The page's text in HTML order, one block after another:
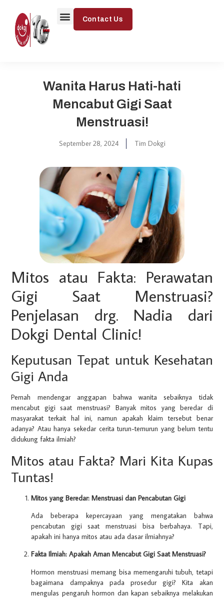
Contact Us
Wanita Harus Hati-hati
Mencabut Gigi Saat
Menstruasi!
September 28, 2024 Tim Dokgi
Mitos atau Fakta: Perawatan
Gigi Saat Menstruasi?
Penjelasan drg. Nadia dari
Dokgi Dental Clinic!
Keputusan Tepat untuk Kesehatan
Gigi Anda
Pernah mendengar anggapan bahwa wanita sebaiknya tidak
mencabut gigi saat menstruasi? Banyak mitos yang beredar di
masyarakat terkait hal ini, namun apakah klaim tersebut benar
adanya? Atau hanya sekedar cerita turun-temurun yang belum tentu
didukung fakta ilmiah?
Mitos atau Fakta? Mari Kita Kupas
Tuntas!
Mitos yang Beredar: Menstruasi dan Pencabutan Gigi
Ada beberapa kepercayaan yang mengatakan bahwa
pencabutan gigi saat menstruasi bisa berbahaya. Tapi,
apakah ini hanya mitos atau ada dasar ilmiahnya?
Fakta Ilmiah: Apakah Aman Mencabut Gigi Saat Menstruasi?
Hormon menstruasi memang bisa memengaruhi tubuh, tetapi
bagaimana dampaknya pada prosedur gigi? Kita akan
mengulas pengaruh hormon dan kapan sebaiknya melakukan